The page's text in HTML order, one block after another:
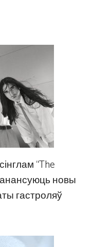
“The
анансуюць новы
гастроляў